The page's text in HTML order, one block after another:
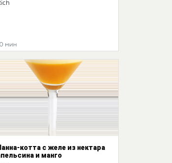
мин
котта с желе из нектара
и манго